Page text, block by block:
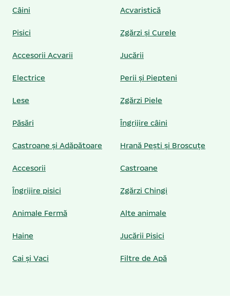
Câini Acvaristică
Pisici Zgărzi și Curele
Accesorii Acvarii Jucării
Electrice Perii și Piepteni
Lese Zgărzi Piele
Păsări Îngrijire câini
Castroane și Adăpătoare Hrană Pești și Broscuțe
Accesorii Castroane
Îngrijire pisici Zgărzi Chingi
Animale Fermă Alte animale
Haine Jucării Pisici
Cai și Vaci Filtre de Apă